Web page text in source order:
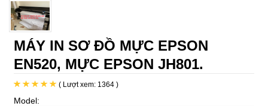
MÁY IN SƠ ĐỒ MỰC EPSON
EN520, MỰC EPSON JH801.
( Lượt xem: 1364 )
Model: